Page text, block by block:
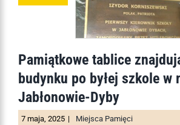
Pamiątkowe tablice
budynku po byłej szkole w
Jabłonowie-Dyby
7 maja, 2025 | Miejsca Pamięci